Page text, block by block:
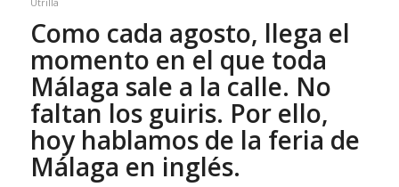
Utrilla
Como cada agosto, llega el
momento en el que toda
Málaga sale a la calle. No
faltan los guiris. Por ello,
hoy hablamos de la feria de
Málaga en inglés.